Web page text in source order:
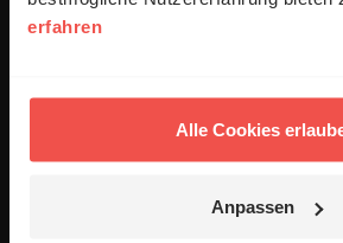
erfahren
Alle Cookies
Anpassen
Alle Kommentare werden redaktionell
uns das Kürzen von Kommentaren vor. Ein
Absenden